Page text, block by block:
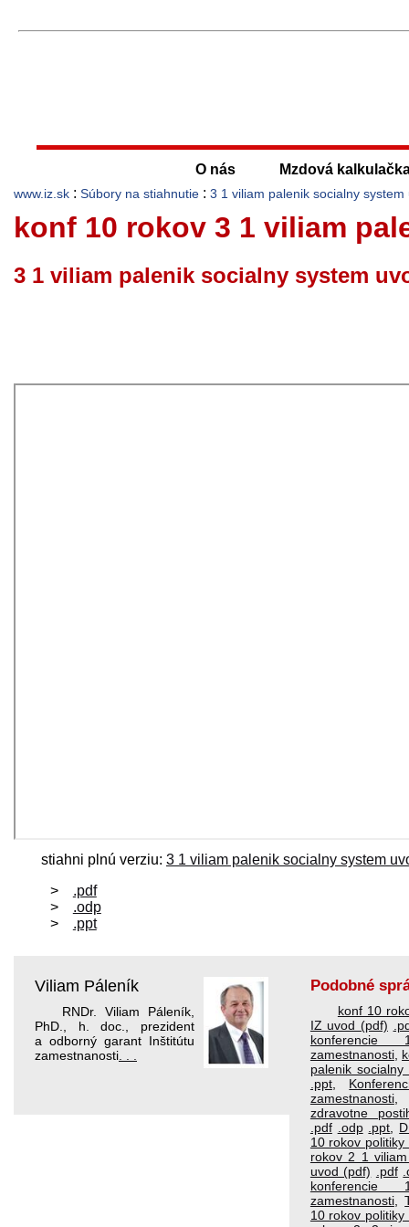
O nás Mzdová
www.iz.sk : Súbory na stiahnutie : 3 1 viliam palenik socialny system
konf 10 rokov 3 1 viliam
3 1 viliam palenik socialny system
stiahni plnú verziu: 3 1 viliam palenik socialny system
.pdf
.odp
.ppt
Viliam Páleník
RNDr. Viliam Páleník,
PhD., h. doc., prezident
a odborný garant Inštitútu
zamestnanosti. . .
Podobné
konf 10
IZ uvod (pdf)
zamestnanosti,
palenik
.ppt,
zamestnanosti
zdravotne
.pdf .odp .ppt,
10 rokov
rokov 2 1
uvod (pdf) .pdf
zamestnanosti,
10 rokov